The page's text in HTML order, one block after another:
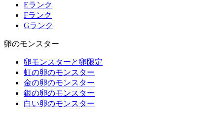
Eランク
Fランク
Gランク
卵のモンスター
卵モンスターと卵限定
虹の卵のモンスター
金の卵のモンスター
銀の卵のモンスター
白い卵のモンスター